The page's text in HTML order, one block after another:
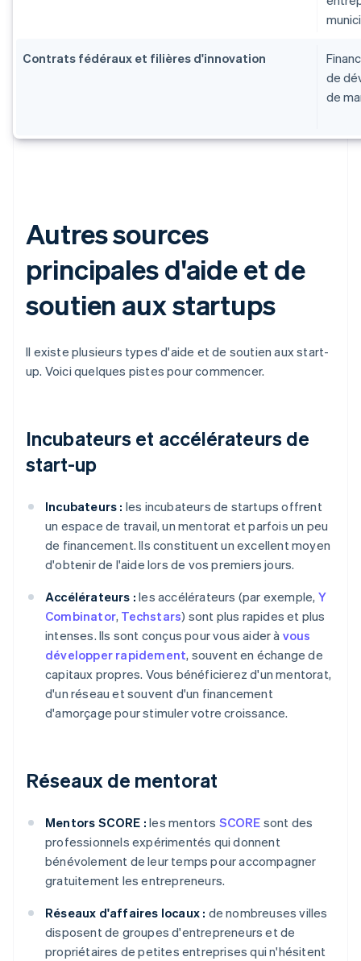
Contrats fédéraux et filières d'innovation
de
de
Autres sources
principales d'aide et de
soutien aux startups
Il existe plusieurs types d'aide et de soutien aux start-
up. Voici quelques pistes pour commencer.
Incubateurs et accélérateurs de
start-up
Incubateurs : les incubateurs de startups offrent
un espace de travail, un mentorat et parfois un peu
de financement. Ils constituent un excellent moyen
d'obtenir de l'aide lors de vos premiers jours.
Accélérateurs : les accélérateurs (par exemple, Y
Combinator, Techstars) sont plus rapides et plus
intenses. Ils sont conçus pour vous aider à vous
développer rapidement, souvent en échange de
capitaux propres. Vous bénéficierez d'un mentorat,
d'un réseau et souvent d'un financement
d'amorçage pour stimuler votre croissance.
Réseaux de mentorat
Mentors SCORE : les mentors SCORE sont des
professionnels expérimentés qui donnent
bénévolement de leur temps pour accompagner
gratuitement les entrepreneurs.
Réseaux d'affaires locaux : de nombreuses villes
disposent de groupes d'entrepreneurs et de
propriétaires de petites entreprises qui n'hésitent